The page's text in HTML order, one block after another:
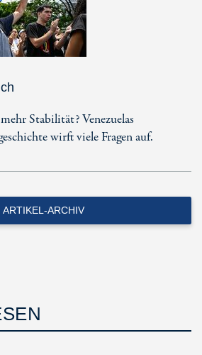
Stabilität? Venezuelas
wirft viele Fragen auf.
ARTIKEL-ARCHIV